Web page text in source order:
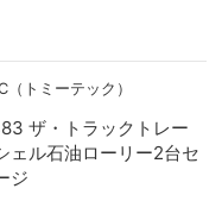
（トミーテック）
ザ・トラックトレー
ェル石油ローリー2台セ
ジ